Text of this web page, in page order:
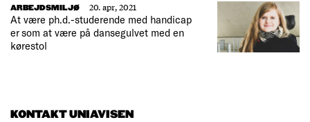
ARBEJDSMILJØ
20. apr, 2021
At være ph.d.-studerende med handicap
er som at være på dansegulvet med en
kørestol
KONTAKT UNIAVISEN